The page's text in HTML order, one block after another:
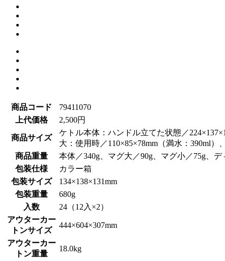
商品コード
79411070
上代価格
2,500円
商品サイズ
ケトル本体：ハンドル立てた状態／
大：使用時／110×85×78mm（満水：390ml
商品重量
本体／340g、マグ大／90g、マグ小／75g、デ
包装仕様
カラー箱
包装サイズ
134×138×131mm
包装重量
680g
入数
24（12入×2）
アウターカー
トンサイズ
444×604×307mm
アウターカー
トン重量
18.0kg